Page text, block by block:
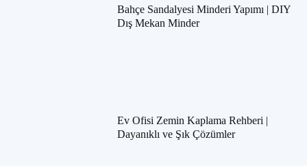
Bahçe Sandalyesi Minderi Yapımı | DIY
Dış Mekan Minder
Ev Ofisi Zemin Kaplama Rehberi |
Dayanıklı ve Şık Çözümler